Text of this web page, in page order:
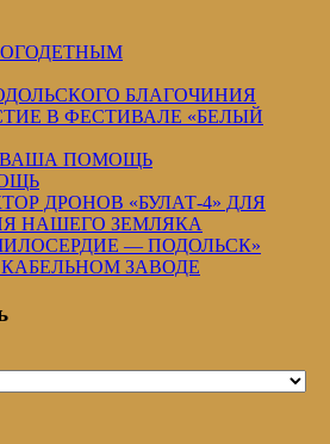
БЛАГОЧИНИЯ
В ФЕСТИВАЛЕ «БЕЛЫЙ
ПОМОЩЬ
ДРОНОВ «БУЛАТ-4» ДЛЯ
НАШЕГО ЗЕМЛЯКА
— ПОДОЛЬСК»
ЗАВОДЕ